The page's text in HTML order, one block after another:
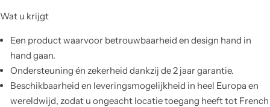
Wat u krijgt
Een product waarvoor betrouwbaarheid en design hand in
hand gaan.
Ondersteuning én zekerheid dankzij de 2 jaar garantie.
Beschikbaarheid en leveringsmogelijkheid in heel Europa en
wereldwijd, zodat u ongeacht locatie toegang heeft tot French